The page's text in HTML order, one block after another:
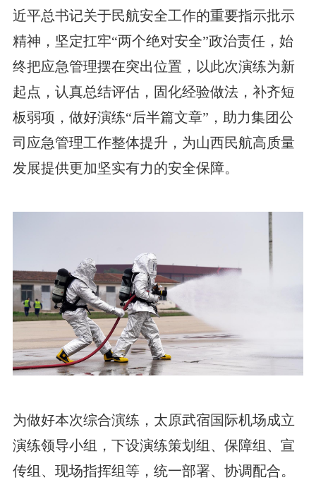
近平总书记关于民航安全工作的重要指示批示
精神，坚定扛牢“两个绝对安全”政治责任，始
终把应急管理摆在突出位置，以此次演练为新
起点，认真总结评估，固化经验做法，补齐短
板弱项，做好演练“后半篇文章”，助力集团公
司应急管理工作整体提升，为山西民航高质量
发展提供更加坚实有力的安全保障。
为做好本次综合演练，太原武宿国际机场成立
演练领导小组，下设演练策划组、保障组、宣
传组、现场指挥组等，统一部署、协调配合。